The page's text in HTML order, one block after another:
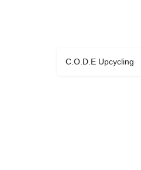
C.O.D.E Upcycling